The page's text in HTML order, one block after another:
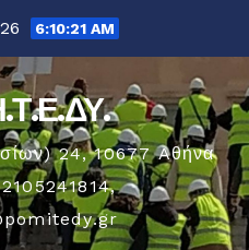
6:10:21 AM
24, 10677 Aθήνα